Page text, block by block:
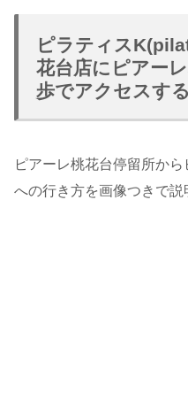
ピラティス
花台店にピアー
歩でアクセスす
ピアーレ桃花台停留所か
への行き方を画像つきで説